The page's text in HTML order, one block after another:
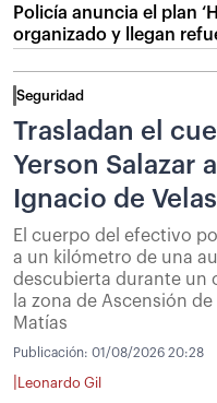
Policía anuncia el plan
organizado y llegan
Seguridad
Trasladan el
Yerson Salazar
Ignacio de
El cuerpo del efectivo
a un kilómetro de una
descubierta durante un
la zona de Ascensión
Matías
Publicación: 01/08/2026 20:28
Leonardo Gil